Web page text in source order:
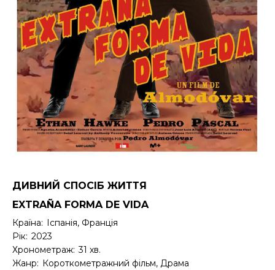
ДИВНИЙ СПОСІБ ЖИТТЯ
EXTRAÑA FORMA DE VIDA
Країна:
Іспанія, Франція
Рік: 2023
Хронометраж: 31 хв.
Жанр: Короткометражний фільм, Драма